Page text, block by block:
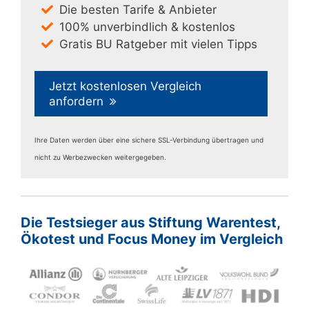
Die besten Tarife & Anbieter
100% unverbindlich & kostenlos
Gratis BU Ratgeber mit vielen Tipps
Jetzt kostenlosen Vergleich
anfordern
Ihre Daten werden über eine sichere SSL-Verbindung übertragen und
nicht zu Werbezwecken weitergegeben.
Die Testsieger aus Stiftung Warentest,
Ökotest und Focus Money im Vergleich